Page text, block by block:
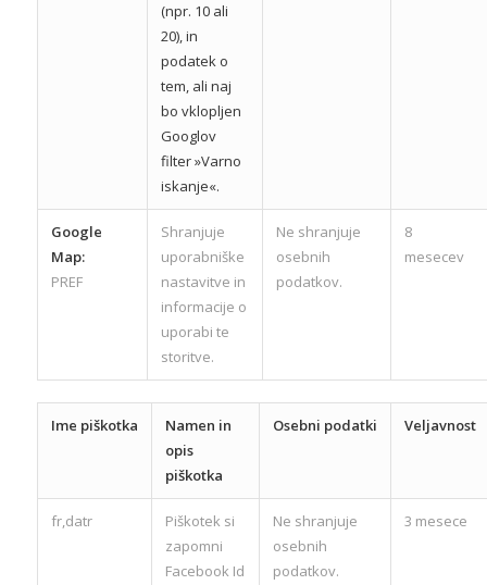
(npr. 10 ali
20), in
podatek o
tem, ali naj
bo vklopljen
Googlov
filter »Varno
iskanje«.
Google
Map:
PREF
Shranjuje
uporabniške
nastavitve in
informacije o
uporabi te
storitve.
Ne shranjuje
osebnih
podatkov.
8
mesecev
Ime piškotka
Namen in
opis
piškotka
Osebni podatki Veljavnost
fr,datr
Piškotek si
zapomni
Facebook Id
Ne shranjuje
osebnih
podatkov.
3 mesece